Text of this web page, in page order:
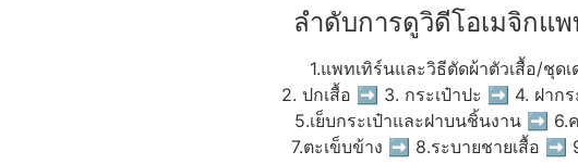
ลำดับการดูวิดีโอเมจิกแพ
1.แพทเทิร์นและวิธีตัดผ้าตัวเสื้อ/ชุด
2. ปกเสื้อ ➡ 3. กระเป๋าปะ ➡ 4. ฝาก
5.เย็บกระเป๋าและฝาบนชิ้นงาน ➡
7.ตะเข็บข้าง ➡ 8.ระบายชายเสื้อ ➡